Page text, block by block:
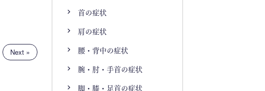
Next »
首の症状
肩の症状
腰・背中の症状
腕・肘・手首の症状
脚・膝・足首の症状